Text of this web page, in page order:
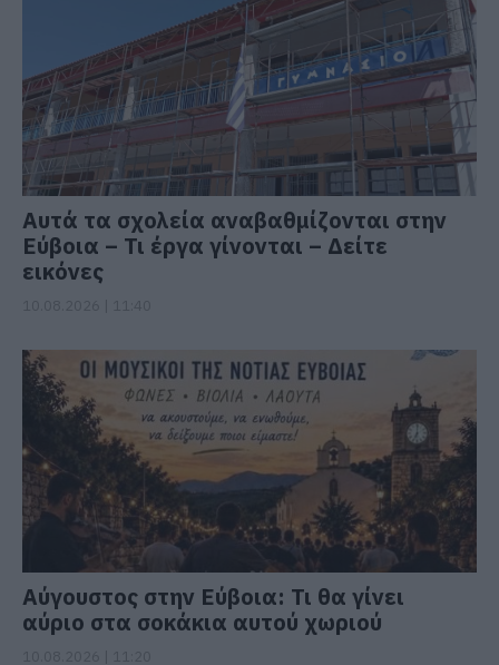
Αυτά τα σχολεία αναβαθμίζονται στην
Εύβοια – Τι έργα γίνονται – Δείτε
εικόνες
Αύγουστος στην Εύβοια: Τι θα γίνει
αύριο στα σοκάκια αυτού χωριού